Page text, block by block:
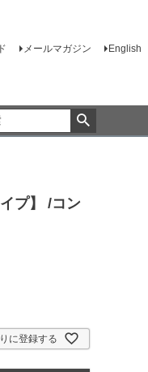
メールマガジン English
プ】 /コン
に登録する